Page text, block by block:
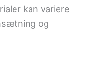
kan variere
og